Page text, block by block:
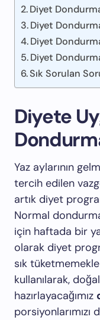
Diyet
Diyet
Diyet
Diyet
Sık Sorulan
Diyete
Yaz aylarının
tercih edilen
artık diyet
Normal
için haftada bir
olarak diyet
sık
kullanılarak,
hazırlayacağımız